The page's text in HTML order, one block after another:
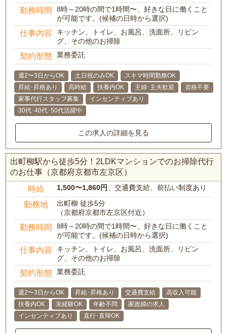
勤務時間
8時～20時の間で1時間〜、好きな日に働くこと
が可能です。(候補の日時から選択)
仕事内容
キッチン、トイレ、お風呂、洗面所、リビン
グ、その他のお掃除
契約形態 業務委託
週2〜3日からOK 土日祝のみOK
スキマ時間勤務OK
昇給･昇格あり
高時給 扶養内OK 主婦･主夫歓迎
資格不要
家事代行スタッフ募集
インセンティブあり
30代･40代･50代活躍中
この求人の詳細を見る
出町柳駅から徒歩5分！2LDKマンションでのお掃除代行
のお仕事（京都府京都市左京区）
時給 1,500〜1,860円 、交通費支給、前払い制度あり
勤務地
出町柳 徒歩5分
（京都府京都市左京区付近）
勤務時間
8時～20時の間で1時間〜、好きな日に働くこと
が可能です。(候補の日時から選択)
仕事内容
キッチン、トイレ、お風呂、洗面所、リビン
グ、その他のお掃除
契約形態 業務委託
週2〜3日からOK 昇給･昇格あり 交通費支給
高収入可能
扶養内OK
未経験OK 年齢不問
家政婦の求人
インセンティブあり
直行･直帰OK